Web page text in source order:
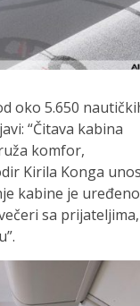
oko 5.650
“Čitava kabina
komfor,
Kirila Konga
kabine je uređeno
sa prijateljima,